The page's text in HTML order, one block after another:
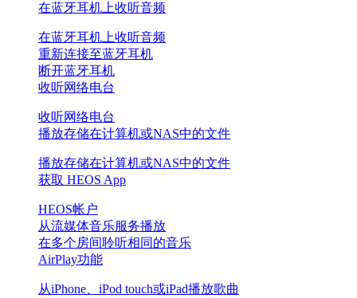
在蓝牙耳机上收听音频
在蓝牙耳机上收听音频
重新连接至蓝牙耳机
断开蓝牙耳机
收听网络电台
收听网络电台
播放存储在计算机或NAS中的文件
播放存储在计算机或NAS中的文件
获取 HEOS App
HEOS帐户
从流媒体音乐服务播放
在多个房间聆听相同的音乐
AirPlay功能
从iPhone、iPod touch或iPad播放歌曲